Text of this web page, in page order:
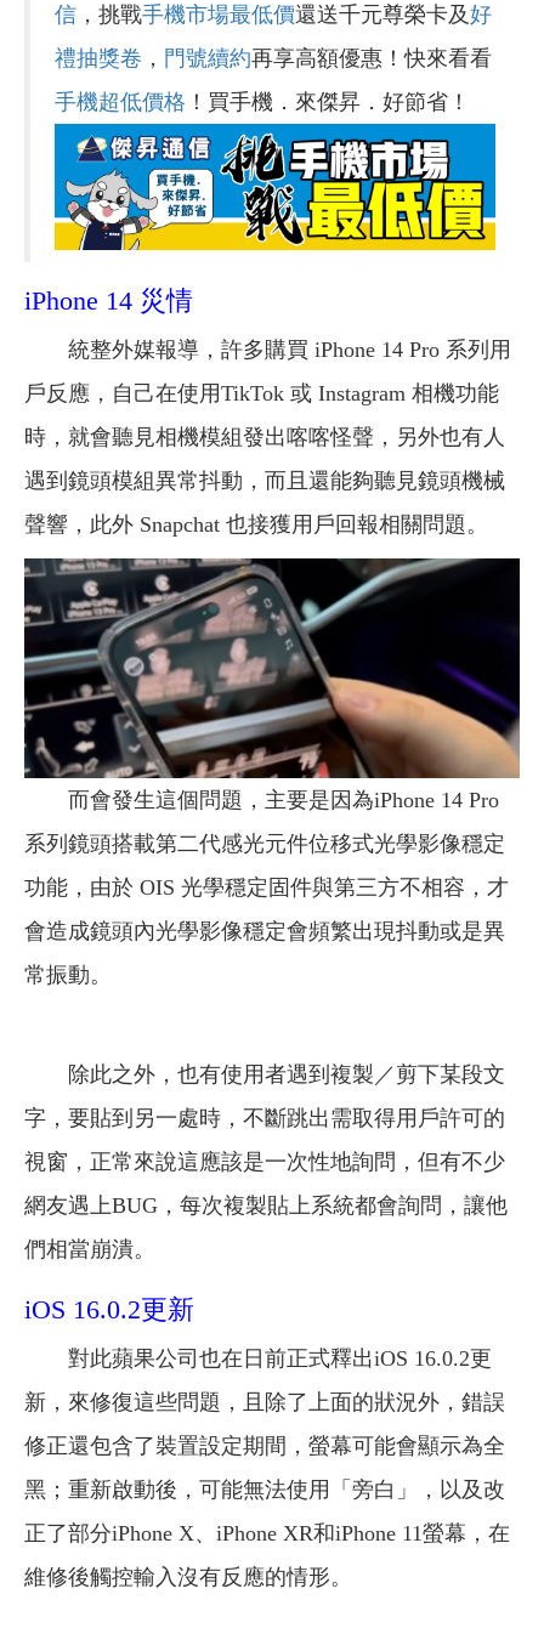
信 ，挑戰手機市場最低價還送千元尊榮卡及好
禮抽獎卷 ， 門號續約再享高額優惠！快來看看
手機超低價格 ！買手機．來傑昇．好節省！
iPhone 14 災情
統整外媒報導，許多購買 iPhone 14 Pro 系列用
戶反應，自己在使用TikTok 或 Instagram 相機功能
時，就會聽見相機模組發出喀喀怪聲，另外也有人
遇到鏡頭模組異常抖動，而且還能夠聽見鏡頭機械
聲響，此外 Snapchat 也接獲用戶回報相關問題。
而會發生這個問題，主要是因為iPhone 14 Pro
系列鏡頭搭載第二代感光元件位移式光學影像穩定
功能，由於 OIS 光學穩定固件與第三方不相容，才
會造成鏡頭內光學影像穩定會頻繁出現抖動或是異
常振動。
除此之外，也有使用者遇到複製／剪下某段文
字，要貼到另一處時，不斷跳出需取得用戶許可的
視窗，正常來說這應該是一次性地詢問，但有不少
網友遇上BUG，每次複製貼上系統都會詢問，讓他
們相當崩潰。
iOS 16.0.2更新
對此蘋果公司也在日前正式釋出iOS 16.0.2更
新，來修復這些問題，且除了上面的狀況外，錯誤
修正還包含了裝置設定期間，螢幕可能會顯示為全
黑；重新啟動後，可能無法使用「旁白」，以及改
正了部分iPhone X、iPhone XR和iPhone 11螢幕，在
維修後觸控輸入沒有反應的情形。